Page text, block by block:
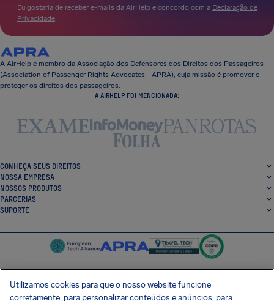
Eu gostaria de receber e-mails da AirHelp e concordo com a Declaração de
Privacidade.
A AirHelp é membro da Associação dos Defensores dos Direitos dos Passageiros
(Association of Passenger Rights Advocates - APRA), cuja missão é promover e
proteger os direitos dos passageiros.
A AIRHELP FOI MENCIONADA:
CONHEÇA SEUS DIREITOS
NOSSA EMPRESA
NOSSOS PRODUTOS
PARCERIAS
SUPORTE
SocialFacebook
SocialTwitter
SocialInstagram
SocialLinkedin
Utilizamos cookies para que o nosso website funcione
corretamente, para personalizar conteúdos e anúncios, para